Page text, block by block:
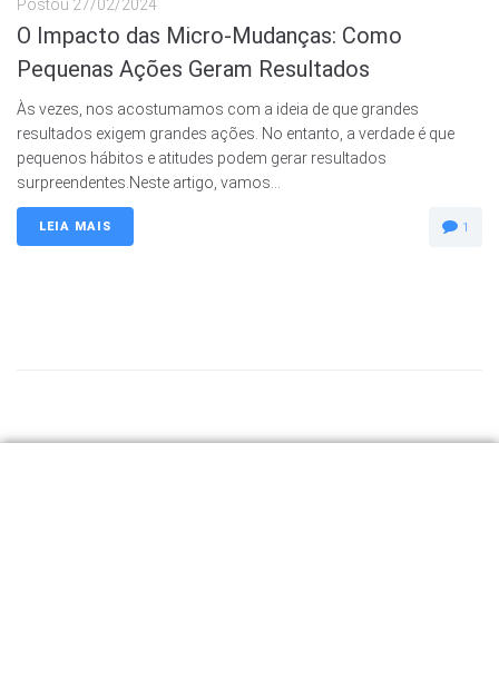
Postou 27/02/2024
O Impacto das Micro-Mudanças: Como
Pequenas Ações Geram Resultados
Às vezes, nos acostumamos com a ideia de que grandes
resultados exigem grandes ações. No entanto, a verdade é que
pequenos hábitos e atitudes podem gerar resultados
surpreendentes.Neste artigo, vamos...
LEIA MAIS 1